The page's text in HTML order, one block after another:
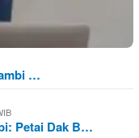
…
Petai Dak B…